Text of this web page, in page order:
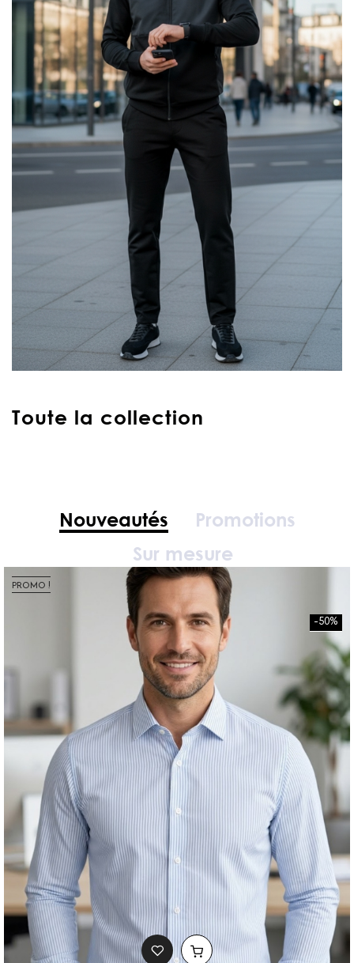
Toute la collection
Nouveautés
Promotions
Sur mesure
-50%
PROMO !